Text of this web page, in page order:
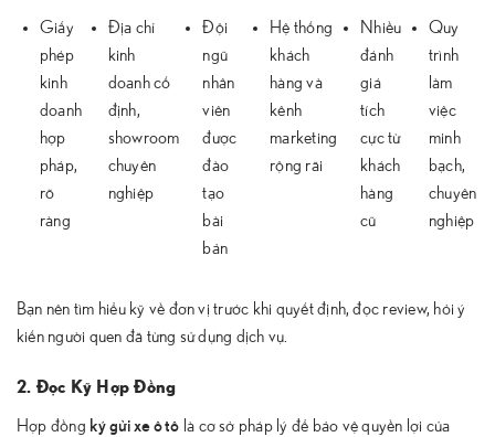
Giấy
phép
kinh
doanh
hợp
pháp,
rõ
ràng
Địa chỉ
kinh
doanh cố
định,
showroom
chuyên
nghiệp
Đội
ngũ
nhân
viên
được
đào
tạo
bài
bản
Hệ thống
khách
hàng và
kênh
marketing
rộng rãi
Nhiều
đánh
giá
tích
cực từ
khách
hàng
cũ
Quy
trình
làm
việc
minh
bạch,
chuyên
nghiệp
Bạn nên tìm hiểu kỹ về đơn vị trước khi quyết định, đọc review, hỏi ý
kiến người quen đã từng sử dụng dịch vụ.
2. Đọc Kỹ Hợp Đồng
Hợp đồng ký gửi xe ô tô là cơ sở pháp lý để bảo vệ quyền lợi của